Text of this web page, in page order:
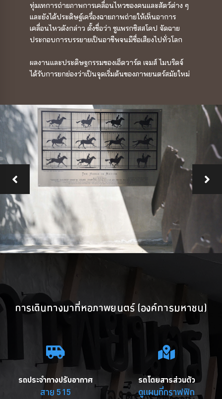
ทุ่มเทการถ่ายภาพการเคลื่อนไหวของคนและสัตว์ต่าง ๆ
และยังได้ประดิษฐ์เครื่องฉายภาพถ่ายให้เห็นอาการ
เคลื่อนไหวดังกล่าว ตั้งชื่อว่า ซูแพรกซิสสโคป จัดฉาย
ประกอบการบรรยายเป็นอาชีพจนมีชื่อเสียงไปทั่วโลก
ผลงานและประดิษฐกรรมของเอ็ดวาร์ด เจมส์ ไมบริดจ์
ได้รับการยกย่องว่าเป็นจุดเริ่มต้นของภาพยนตร์สมัยใหม่
การเดินทางมาที่หอภาพยนตร์ (องค์การมหาชน)
รถประจำทางปรับอากาศ
สาย 515
รถโดยสารส่วนตัว
ดูแผนที่กราฟฟิก